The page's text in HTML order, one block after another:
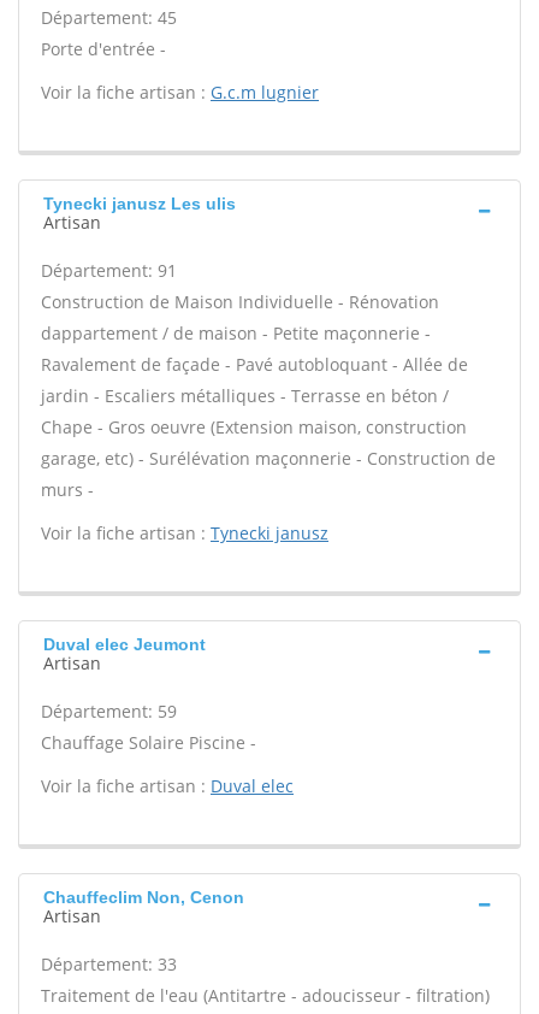
Département: 45
Porte d'entrée -
Voir la fiche artisan : G.c.m lugnier
Tynecki janusz Les ulis
Artisan
Département: 91
Construction de Maison Individuelle - Rénovation
dappartement / de maison - Petite maçonnerie -
Ravalement de façade - Pavé autobloquant - Allée de
jardin - Escaliers métalliques - Terrasse en béton /
Chape - Gros oeuvre (Extension maison, construction
garage, etc) - Surélévation maçonnerie - Construction de
murs -
Voir la fiche artisan : Tynecki janusz
Duval elec Jeumont
Artisan
Département: 59
Chauffage Solaire Piscine -
Voir la fiche artisan : Duval elec
Chauffeclim Non, Cenon
Artisan
Département: 33
Traitement de l'eau (Antitartre - adoucisseur - filtration)